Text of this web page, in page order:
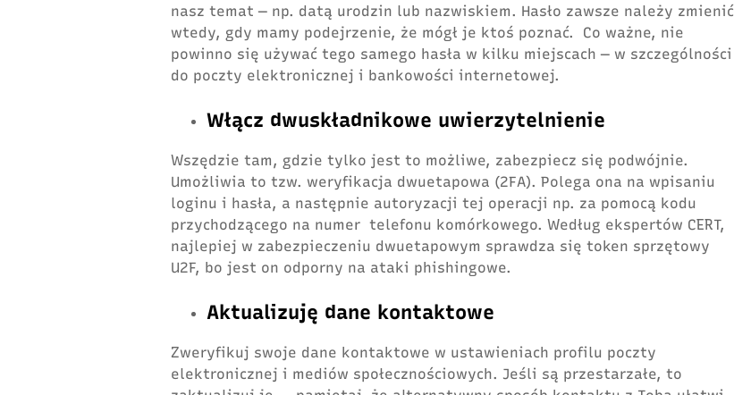
nasz temat ― np. datą urodzin lub nazwiskiem. Hasło zawsze należy zmienić
wtedy, gdy mamy podejrzenie, że mógł je ktoś poznać. Co ważne, nie
powinno się używać tego samego hasła w kilku miejscach ― w szczególności
do poczty elektronicznej i bankowości internetowej.
Włącz dwuskładnikowe uwierzytelnienie
Wszędzie tam, gdzie tylko jest to możliwe, zabezpiecz się podwójnie.
Umożliwia to tzw. weryfikacja dwuetapowa (2FA). Polega ona na wpisaniu
loginu i hasła, a następnie autoryzacji tej operacji np. za pomocą kodu
przychodzącego na numer telefonu komórkowego. Według ekspertów CERT,
najlepiej w zabezpieczeniu dwuetapowym sprawdza się token sprzętowy
U2F, bo jest on odporny na ataki phishingowe.
Aktualizuję dane kontaktowe
Zweryfikuj swoje dane kontaktowe w ustawieniach profilu poczty
elektronicznej i mediów społecznościowych. Jeśli są przestarzałe, to